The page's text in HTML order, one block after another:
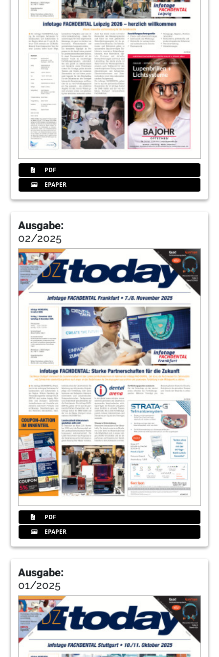
Praxiseinrichtung
Redaktion
3. Leipziger Symposium für rejuvenile
Medizin und Zahnmedizin
28. Jan./29. Jan. 2011, Leipzig
Eurotec Dental GmbH
Digitale Praxis
Redaktion
Oemus Media AG
Zahntechnik
47
48NSK Europe GmbH
49FACHDENTAL Leipzig-Tipps und
Hallenplan
Redaktion
Wefra Media GmbH
PDF
EPAPER
Ausgabe:
02/2025
PDF
EPAPER
Ausgabe:
01/2025